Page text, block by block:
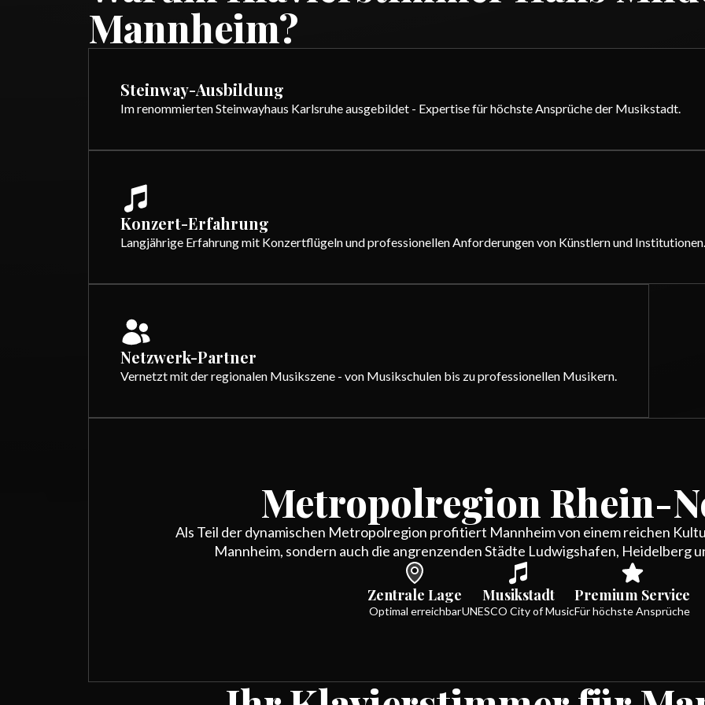
Mannheim?
Steinway-Ausbildung
Im renommierten Steinwayhaus Karlsruhe ausgebildet - Expertise für höchste Ansprüche der Musikstadt.
Konzert-Erfahrung
Langjährige Erfahrung mit Konzertflügeln und professionellen Anforderungen von Künstlern und Institutionen.
Netzwerk-Partner
Vernetzt mit der regionalen Musikszene - von Musikschulen bis zu professionellen Musikern.
Metropolregion Rhein-
Als Teil der dynamischen Metropolregion profitiert Mannheim von einem reichen
Mannheim, sondern auch die angrenzenden Städte Ludwigshafen, Heidelberg
Zentrale Lage
Optimal erreichbar
Musikstadt
UNESCO City of Music
Premium Service
Für höchste Ansprüche